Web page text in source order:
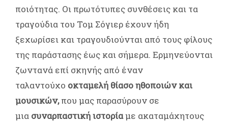
ποιότητας. Οι πρωτότυπες συνθέσεις και τα
τραγούδια του Τομ Σόγιερ έχουν ήδη
ξεχωρίσει και τραγουδιούνται από τους φίλους
της παράστασης έως και σήμερα. Ερμηνεύονται
ζωντανά επί σκηνής από έναν
ταλαντούχο οκταμελή θίασο ηθοποιών και
μουσικών,που μας παρασύρουν σε
μια συναρπαστική ιστορίαμε ακαταμάχητους